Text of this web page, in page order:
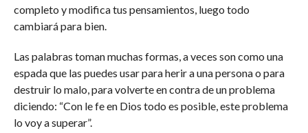
completo y modifica tus pensamientos, luego todo
cambiará para bien.
Las palabras toman muchas formas, a veces son como una
espada que las puedes usar para herir a una persona o para
destruir lo malo, para volverte en contra de un problema
diciendo: “Con le fe en Dios todo es posible, este problema
lo voy a superar”.